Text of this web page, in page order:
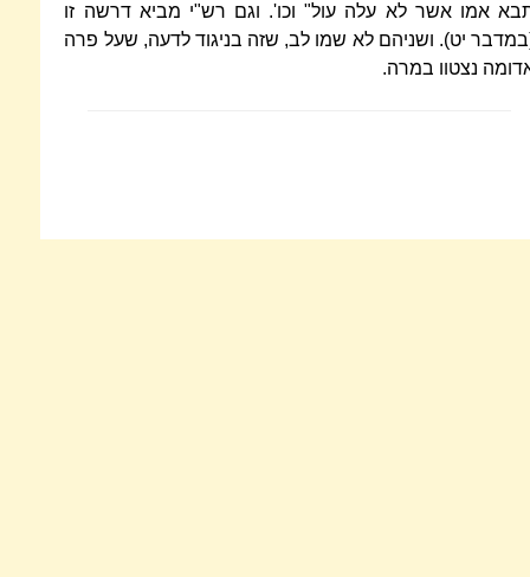
אמו אשר לא עלה עול" וכו'. וגם רש"י מביא דרשה זו
יט). ושניהם לא שמו לב, שזה בניגוד לדעה, שעל פרה
נצטוו במרה.